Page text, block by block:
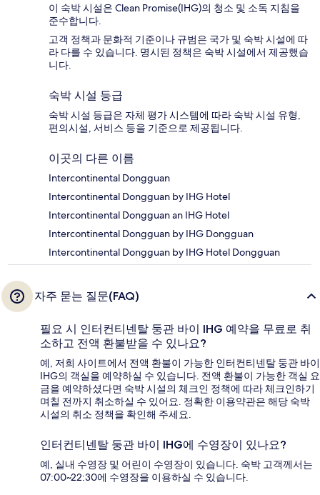
이 숙박 시설은 Clean Promise(IHG)의 청소 및 소독 지침을
준수합니다.
고객 정책과 문화적 기준이나 규범은 국가 및 숙박 시설에 따
라 다를 수 있습니다. 명시된 정책은 숙박 시설에서 제공했습
니다.
숙박 시설 등급
숙박 시설 등급은 자체 평가 시스템에 따라 숙박 시설 유형,
편의시설, 서비스 등을 기준으로 제공됩니다.
이곳의 다른 이름
Intercontinental Dongguan
Intercontinental Dongguan by IHG Hotel
Intercontinental Dongguan an IHG Hotel
Intercontinental Dongguan by IHG Dongguan
Intercontinental Dongguan by IHG Hotel Dongguan
자주 묻는 질문(FAQ)
필요 시 인터컨티넨탈 둥관 바이 IHG 예약을 무료로 취
소하고 전액 환불받을 수 있나요?
예, 저희 사이트에서 전액 환불이 가능한 인터컨티넨탈 둥관 바이
IHG의 객실을 예약하실 수 있습니다. 전액 환불이 가능한 객실 요
금을 예약하셨다면 숙박 시설의 체크인 정책에 따라 체크인하기
며칠 전까지 취소하실 수 있어요. 정확한 이용약관은 해당 숙박
시설의 취소 정책을 확인해 주세요.
인터컨티넨탈 둥관 바이 IHG에 수영장이 있나요?
예, 실내 수영장 및 어린이 수영장이 있습니다. 숙박 고객께서는
07:00~22:30에 수영장을 이용하실 수 있습니다.